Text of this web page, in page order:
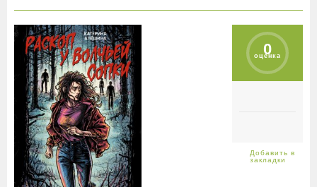
0
оценка